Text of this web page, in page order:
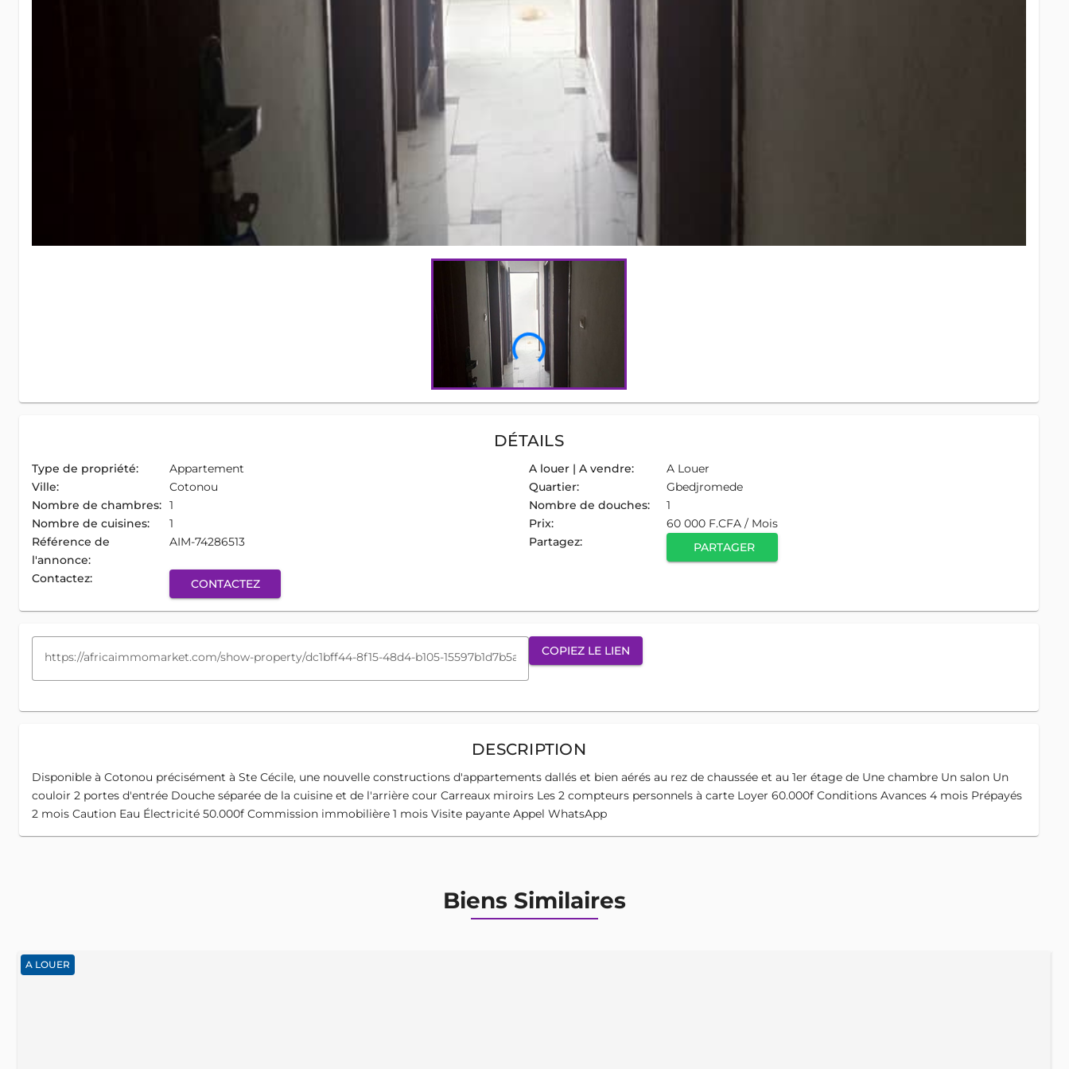
DÉTAILS
Type de propriété: Appartement A louer | A vendre:
A Louer
Ville:
Cotonou Quartier:
Gbedjromede
Nombre de chambres: 1 Nombre de douches:
1
Nombre de cuisines:
1 Prix:
60 000 F.CFA / Mois
Référence de
l'annonce:
AIM-74286513 Partagez: PARTAGER
Contactez: CONTACTEZ
COPIEZ LE LIEN
DESCRIPTION
Disponible à Cotonou précisément à Ste Cécile, une nouvelle constructions d'appartements dallés et bien aérés au rez de chaussée et au 1er étage de Une chambre Un salon Un
couloir 2 portes d'entrée Douche séparée de la cuisine et de l'arrière cour Carreaux miroirs Les 2 compteurs personnels à carte Loyer 60.000f Conditions Avances 4 mois Prépayés
2 mois Caution Eau Électricité 50.000f Commission immobilière 1 mois Visite payante Appel WhatsApp
Biens Similaires
A LOUER